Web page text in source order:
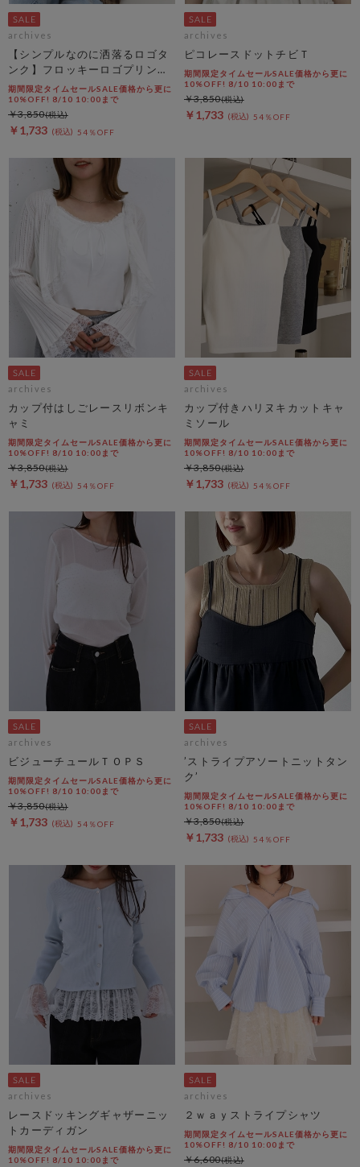
archives
【シンプルなのに洒落るロゴタ
ンク】フロッキーロゴプリント
タンク
期間限定タイムセールSALE価格から更に
10%OFF! 8/10 10:00まで
￥1,733 54％OFF
￥3,850
archives
ピコレースドットチビＴ
期間限定タイムセールSALE価格から更に
10%OFF! 8/10 10:00まで
￥1,733 54％OFF
￥3,850
archives
カップ付はしごレースリボンキ
ャミ
期間限定タイムセールSALE価格から更に
10%OFF! 8/10 10:00まで
￥1,733 54％OFF
￥3,850
archives
カップ付きハリヌキカットキャ
ミソール
期間限定タイムセールSALE価格から更に
10%OFF! 8/10 10:00まで
￥1,733 54％OFF
￥3,850
archives
ビジューチュールＴＯＰＳ
期間限定タイムセールSALE価格から更に
10%OFF! 8/10 10:00まで
￥1,733 54％OFF
￥3,850
archives
’ストライプアソートニットタン
ク’
期間限定タイムセールSALE価格から更に
10%OFF! 8/10 10:00まで
￥1,733 54％OFF
￥3,850
archives
レースドッキングギャザーニッ
トカーディガン
期間限定タイムセールSALE価格から更に
10%OFF! 8/10 10:00まで
archives
２ｗａｙストライプシャツ
期間限定タイムセールSALE価格から更に
10%OFF! 8/10 10:00まで
￥6,600